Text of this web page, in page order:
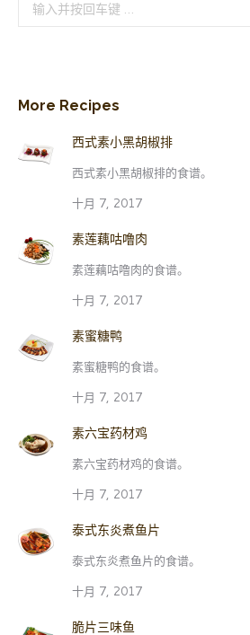
More Recipes
西式素小黑胡椒排
西式素小黑胡椒排的食谱。
十月 7, 2017
素莲藕咕噜肉
素莲藕咕噜肉的食谱。
十月 7, 2017
素蜜糖鸭
素蜜糖鸭的食谱。
十月 7, 2017
素六宝药材鸡
素六宝药材鸡的食谱。
十月 7, 2017
泰式东炎煮鱼片
泰式东炎煮鱼片的食谱。
十月 7, 2017
脆片三味鱼